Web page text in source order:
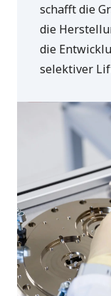
schafft die
die
die
selektiver